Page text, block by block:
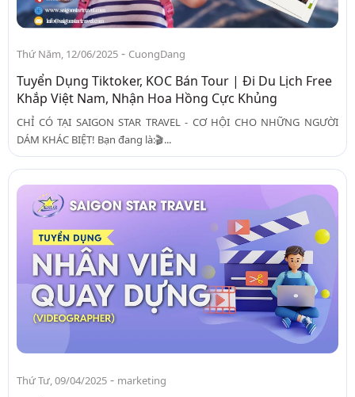
Thứ Năm, 12/06/2025 - CuongDang
Tuyển Dụng Tiktoker, KOC Bán Tour | Đi Du Lịch Free
Khắp Việt Nam, Nhận Hoa Hồng Cực Khủng
CHỈ CÓ TẠI SAIGON STAR TRAVEL - CƠ HỘI CHO NHỮNG NGƯỜI
DÁM KHÁC BIỆT! Bạn đang là:🎬...
Thứ Tư, 09/04/2025 - marketing